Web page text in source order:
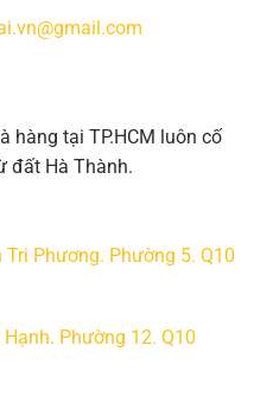
hàng tại TP.HCM luôn cố
đất Hà Thành.
Phương. Phường 5. Q10
Phường 12. Q10